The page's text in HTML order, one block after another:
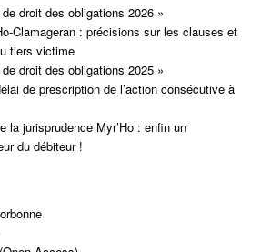
droit des obligations 2026 »
Clamageran : précisions sur les clauses et
tiers victime
droit des obligations 2025 »
de prescription de l’action consécutive à
la jurisprudence Myr’Ho : enfin un
du débiteur !